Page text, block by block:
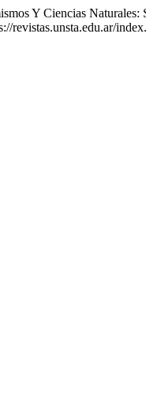
Y Ciencias Naturales:
revistas.unsta.edu.ar/